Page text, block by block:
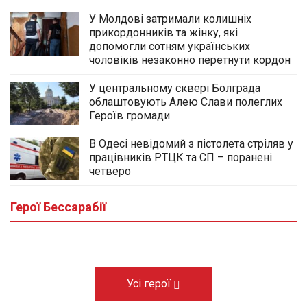
У Молдові затримали колишніх
прикордонників та жінку, які
допомогли сотням українських
чоловіків незаконно перетнути кордон
У центральному сквері Болграда
облаштовують Алею Слави полеглих
Героїв громади
В Одесі невідомий з пістолета стріляв у
працівників РТЦК та СП – поранені
четверо
Герої Бессарабії
У центральному сквері Болграда
облаштовують Алею Слави полеглих
Героїв громади
03.08.2026
Усі герої